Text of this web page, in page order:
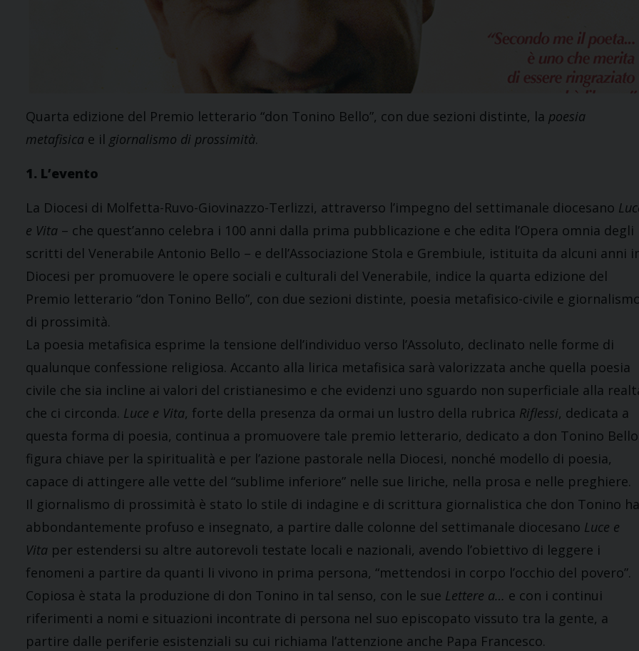
Quarta edizione del Premio letterario “don Tonino Bello”, con due sezioni distinte, la poesia
metafisica e il giornalismo di prossimità.
1. L’evento
La Diocesi di Molfetta-Ruvo-Giovinazzo-Terlizzi, attraverso l’impegno del settimanale diocesano
e Vita – che quest’anno celebra i 100 anni dalla prima pubblicazione e che edita l’Opera omnia degli
scritti del Venerabile Antonio Bello – e dell’Associazione Stola e Grembiule, istituita da alcuni anni
Diocesi per promuovere le opere sociali e culturali del Venerabile, indice la quarta edizione del
Premio letterario “don Tonino Bello”, con due sezioni distinte, poesia metafisico-civile e
di prossimità.
La poesia metafisica esprime la tensione dell’individuo verso l’Assoluto, declinato nelle forme di
qualunque confessione religiosa. Accanto alla lirica metafisica sarà valorizzata anche quella poesia
civile che sia incline ai valori del cristianesimo e che evidenzi uno sguardo non superficiale alla
che ci circonda. Luce e Vita, forte della presenza da ormai un lustro della rubrica Riflessi, dedicata a
questa forma di poesia, continua a promuovere tale premio letterario, dedicato a don Tonino
figura chiave per la spiritualità e per l’azione pastorale nella Diocesi, nonché modello di poesia,
capace di attingere alle vette del “sublime inferiore” nelle sue liriche, nella prosa e nelle preghiere.
Il giornalismo di prossimità è stato lo stile di indagine e di scrittura giornalistica che don Tonino ha
abbondantemente profuso e insegnato, a partire dalle colonne del settimanale diocesano Luce e
Vita per estendersi su altre autorevoli testate locali e nazionali, avendo l’obiettivo di leggere i
fenomeni a partire da quanti li vivono in prima persona, “mettendosi in corpo l’occhio del povero”.
Copiosa è stata la produzione di don Tonino in tal senso, con le sue Lettere a… e con i continui
riferimenti a nomi e situazioni incontrate di persona nel suo episcopato vissuto tra la gente, a
partire dalle periferie esistenziali su cui richiama l’attenzione anche Papa Francesco.